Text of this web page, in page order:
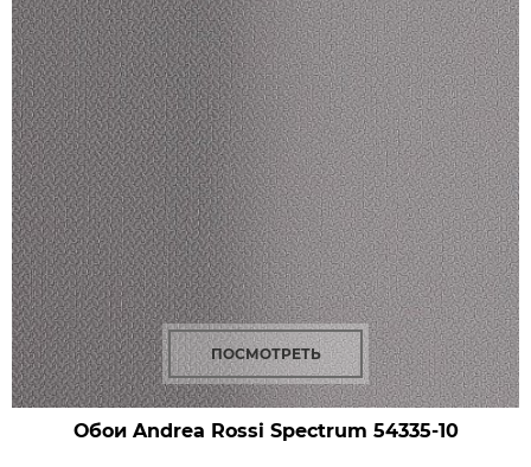
ПОСМОТРЕТЬ
Обои Andrea Rossi Spectrum 54335-10